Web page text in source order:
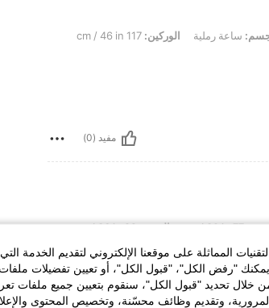
ساعة رملية الوركين:
مفيد (0)
77 cm / 30 in الخصر:92 cm / 36 in
المماثلة على موقعنا الإلكتروني لتقديم الخدمة
"رفض الكل"، "قبول الكل"، أو تعيين تفضيلات ملفات
تحديد "قبول الكل"، سنقوم بتعيين جميع ملفات تعريف
وتقديم وظائف محسّنة، وتخصيص المحتوى